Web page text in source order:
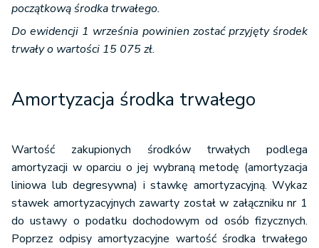
początkową środka trwałego.
Do ewidencji 1 września powinien zostać przyjęty środek
trwały o wartości 15 075 zł.
Amortyzacja środka trwałego
Wartość zakupionych środków trwałych podlega
amortyzacji w oparciu o jej wybraną metodę (amortyzacja
liniowa lub degresywna) i stawkę amortyzacyjną. Wykaz
stawek amortyzacyjnych zawarty został w załączniku nr 1
do ustawy o podatku dochodowym od osób fizycznych.
Poprzez odpisy amortyzacyjne wartość środka trwałego